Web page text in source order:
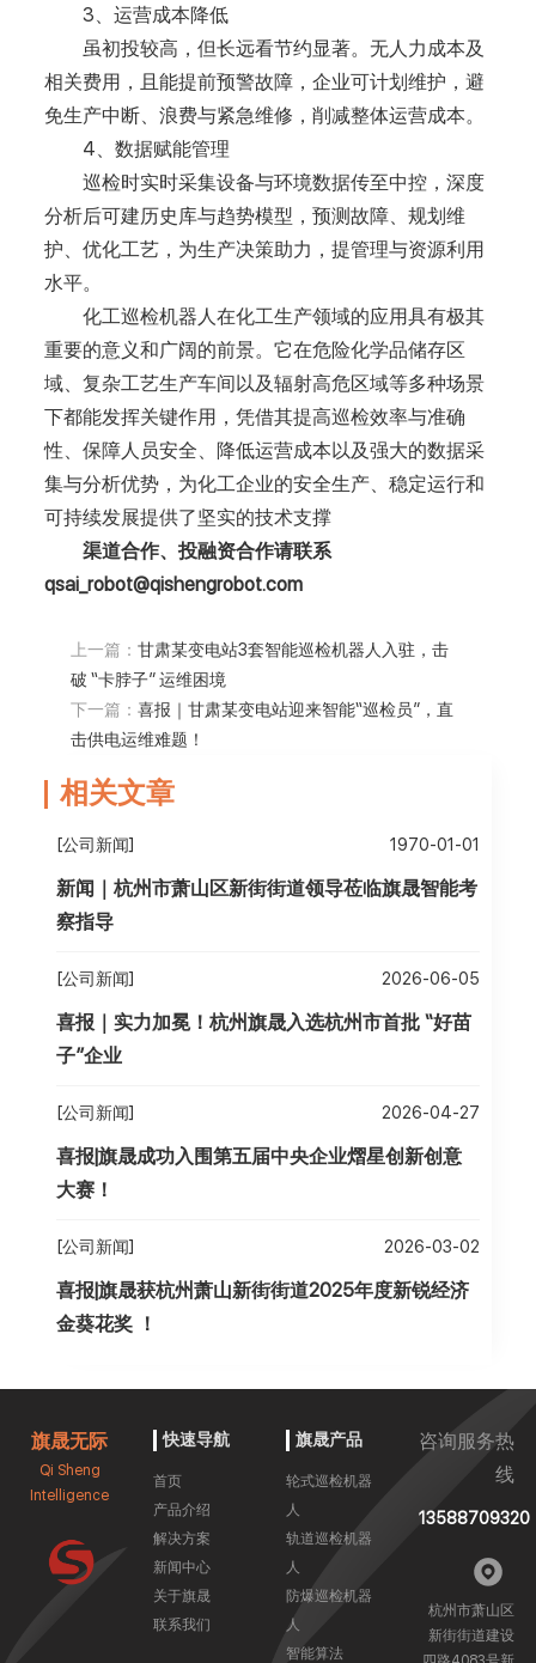
3、运营成本降低
虽初投较高，但长远看节约显著。无人力成本及
相关费用，且能提前预警故障，企业可计划维护，避
免生产中断、浪费与紧急维修，削减整体运营成本。
4、数据赋能管理
巡检时实时采集设备与环境数据传至中控，深度
分析后可建历史库与趋势模型，预测故障、规划维
护、优化工艺，为生产决策助力，提管理与资源利用
水平。
化工巡检机器人在化工生产领域的应用具有极其
重要的意义和广阔的前景。它在危险化学品储存区
域、复杂工艺生产车间以及辐射高危区域等多种场景
下都能发挥关键作用，凭借其提高巡检效率与准确
性、保障人员安全、降低运营成本以及强大的数据采
集与分析优势，为化工企业的安全生产、稳定运行和
可持续发展提供了坚实的技术支撑
渠道合作、投融资合作请联系
qsai_robot@qishengrobot.com
上一篇：甘肃某变电站3套智能巡检机器人入驻，击
破 “卡脖子” 运维困境
下一篇：喜报｜甘肃某变电站迎来智能“巡检员”，直
击供电运维难题！
相关文章
[公司新闻]
新闻｜杭州市萧山区新街街道领导莅临旗晟智能考
察指导
1970-01-01
[公司新闻]
喜报｜实力加冕！杭州旗晟入选杭州市首批 “好苗
子”企业
2026-06-05
[公司新闻]
喜报|旗晟成功入围第五届中央企业熠星创新创意
大赛！
2026-04-27
[公司新闻]
喜报|旗晟获杭州萧山新街街道2025年度新锐经济
金葵花奖 ！
2026-03-02
旗晟无际
Qi Sheng
Intelligence
快速导航
首页
产品介绍
解决方案
新闻中心
关于旗晟
联系我们
旗晟产品
轮式巡检机器
人
轨道巡检机器
人
防爆巡检机器
人
智能算法
咨询服务热
线
13588709320
杭州市萧山区
新街街道建设